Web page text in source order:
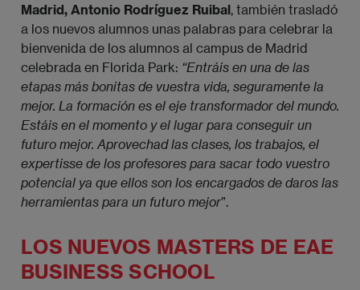
Madrid, Antonio Rodríguez Ruibal, también trasladó
a los nuevos alumnos unas palabras para celebrar la
bienvenida de los alumnos al campus de Madrid
celebrada en Florida Park: “Entráis en una de las
etapas más bonitas de vuestra vida, seguramente la
mejor. La formación es el eje transformador del mundo.
Estáis en el momento y el lugar para conseguir un
futuro mejor. Aprovechad las clases, los trabajos, el
expertisse de los profesores para sacar todo vuestro
potencial ya que ellos son los encargados de daros las
herramientas para un futuro mejor”.
LOS NUEVOS MASTERS DE EAE
BUSINESS SCHOOL